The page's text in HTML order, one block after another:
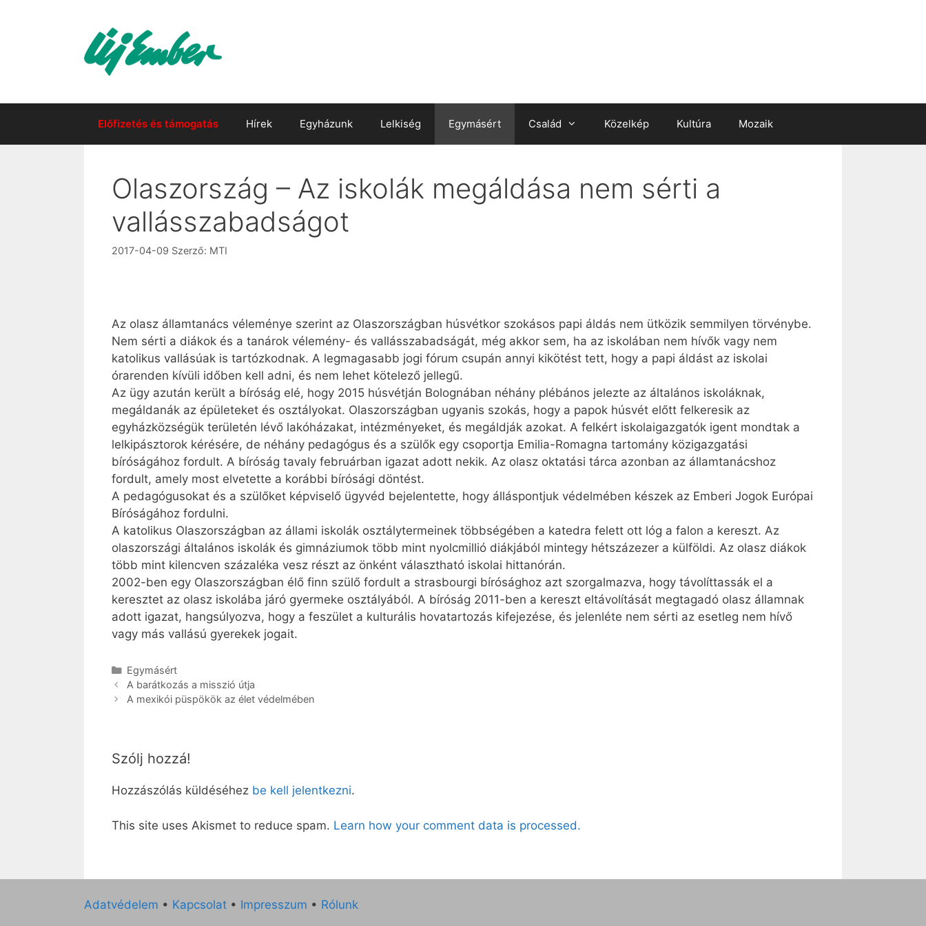
Előfizetés és támogatás Hírek Egyházunk Lelkiség Egymásért Család Közelkép Kultúra Mozaik
Olaszország – Az iskolák megáldása nem sérti a
vallásszabadságot
2017-04-09 Szerző: MTI
Az olasz államtanács véleménye szerint az Olaszországban húsvétkor szokásos papi áldás nem ütközik semmilyen törvénybe.
Nem sérti a diákok és a tanárok vélemény- és vallás­szabadságát, még akkor sem, ha az iskolában nem hívők vagy nem
katolikus vallásúak is tartózkodnak. A legmagasabb jogi fórum csupán annyi kikötést tett, hogy a papi áldást az iskolai
órarenden kívüli időben kell adni, és nem lehet kötelező jellegű.
Az ügy azután került a bíróság elé, hogy 2015 húsvétján Bolognában néhány plébános jelezte az általános iskoláknak,
megáldanák az épületeket és osztályokat. Olasz­országban ugyanis szokás, hogy a papok húsvét előtt felkeresik az
egyházközségük területén lévő lakóházakat, intézményeket, és megáldják azokat. A felkért iskolaigazgatók igent mondtak a
lelkipásztorok kérésére, de néhány pedagógus és a szülők egy csoportja Emilia-Romagna tartomány közigazgatási
bíróságához fordult. A bíróság tavaly februárban igazat adott nekik. Az olasz oktatási tárca azonban az államtanácshoz
fordult, amely most elvetette a korábbi bírósági döntést.
A pedagógusokat és a szülőket képviselő ügyvéd bejelentette, hogy álláspontjuk védelmében készek az Emberi Jogok Európai
Bíróságához fordulni.
A katolikus Olaszországban az állami iskolák osztálytermeinek többségében a katedra felett ott lóg a falon a kereszt. Az
olaszországi általános iskolák és gimnáziumok több mint nyolcmillió diákjából mintegy hétszázezer a külföldi. Az olasz diákok
több mint kilencven százaléka vesz részt az önként választható iskolai hittanórán.
2002-ben egy Olaszországban élő finn szülő fordult a strasbourgi bírósághoz azt szorgalmazva, hogy távolíttassák el a
keresztet az olasz iskolába járó gyermeke osztályából. A bíróság 2011-ben a kereszt eltávolítását megtagadó olasz államnak
adott igazat, hangsúlyozva, hogy a feszület a kulturális hovatartozás kifejezése, és jelenléte nem sérti az esetleg nem hívő
vagy más vallású gyerekek jogait.
Kategória
Egymásért
A barátkozás a misszió útja
A mexikói püspökök az élet védelmében
Szólj hozzá!
Hozzászólás küldéséhez be kell jelentkezni.
This site uses Akismet to reduce spam. Learn how your comment data is processed.
Adatvédelem • Kapcsolat • Impresszum • Rólunk